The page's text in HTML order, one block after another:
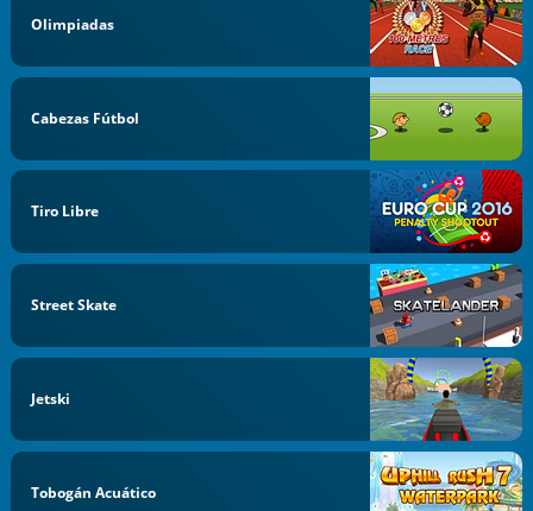
Olimpiadas
Cabezas Fútbol
Tiro Libre
Street Skate
Jetski
Tobogán Acuático